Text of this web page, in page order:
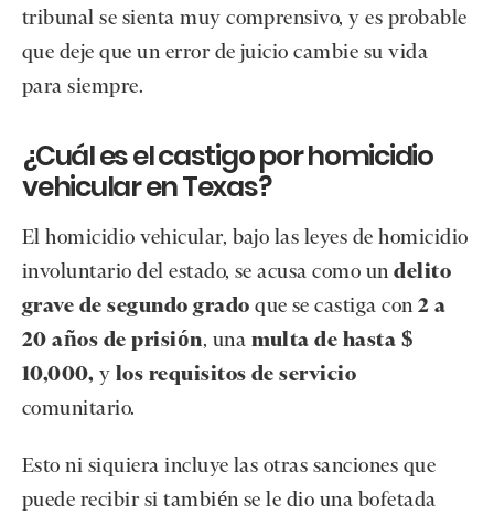
tribunal se sienta muy comprensivo, y es probable
que deje que un error de juicio cambie su vida
para siempre.
¿Cuál es el castigo por homicidio
vehicular en Texas?
El homicidio vehicular, bajo las leyes de homicidio
involuntario del estado, se acusa como undelito
grave de segundo grado que se castiga con2 a
20 años de prisión, una multa de hasta $
10,000, y los requisitos de servicio
comunitario.
Esto ni siquiera incluye las otras sanciones que
puede recibir si también se le dio una bofetada